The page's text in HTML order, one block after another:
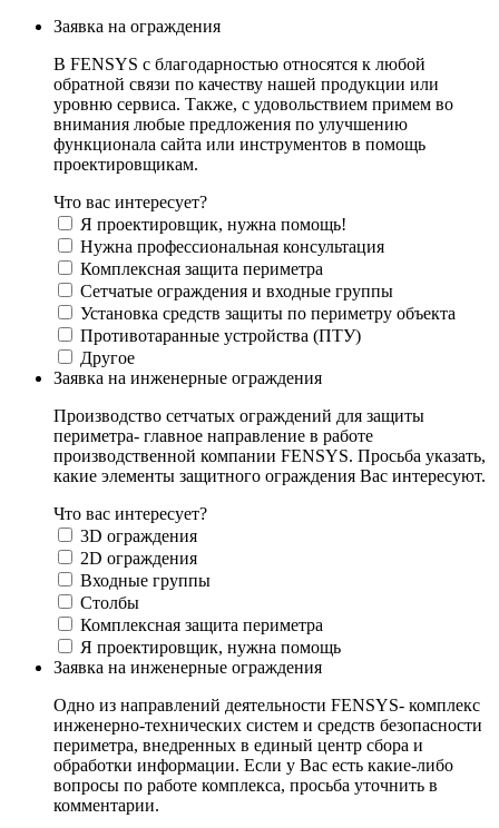
Заявка на ограждения
В FENSYS с благодарностью относятся к любой
обратной связи по качеству нашей продукции или
уровню сервиса. Также, с удовольствием примем во
внимания любые предложения по улучшению
функционала сайта или инструментов в помощь
проектировщикам.
Что вас интересует?
Я проектировщик, нужна помощь!
Нужна профессиональная консультация
Комплексная защита периметра
Сетчатые ограждения и входные группы
Установка средств защиты по периметру объекта
Противотаранные устройства (ПТУ)
Другое
Заявка на инженерные ограждения
Производство сетчатых ограждений для защиты
периметра- главное направление в работе
производственной компании FENSYS. Просьба указать,
какие элементы защитного ограждения Вас интересуют.
Что вас интересует?
3D ограждения
2D ограждения
Входные группы
Столбы
Комплексная защита периметра
Я проектировщик, нужна помощь
Заявка на инженерные ограждения
Одно из направлений деятельности FENSYS- комплекс
инженерно-технических систем и средств безопасности
периметра, внедренных в единый центр сбора и
обработки информации. Если у Вас есть какие-либо
вопросы по работе комплекса, просьба уточнить в
комментарии.